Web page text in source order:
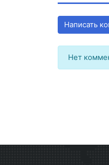
Написать
Нет